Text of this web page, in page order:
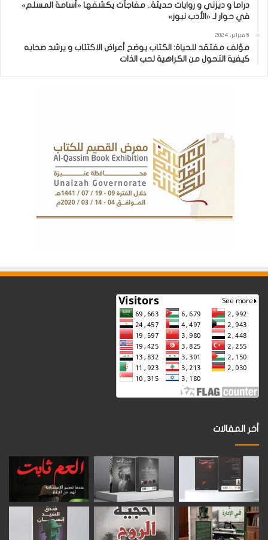
دراما و ديزني و روايات حديثة.. مفاجآت يكشفها «أسامة المسلم»
في حوار لـ «الأدب نيوز»
5 فبراير، 2024
مؤلف مفتقد للحياة: الكتاب يوضح أعراض الاكتئاب و يرشد صحابه
كيفية التحول من الكراهية لحب الذات
أخر المقالات